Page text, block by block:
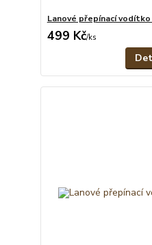
Lanové přepínací
499 Kč/ks